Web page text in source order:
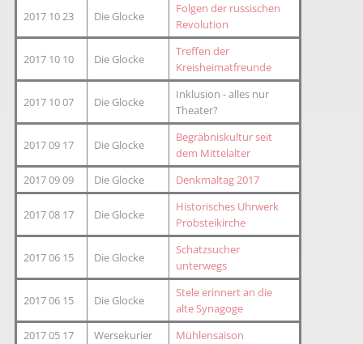
2017 10 23 Die Glocke
Folgen der russischen
Revolution
2017 10 10 Die Glocke
Treffen der
Kreisheimatfreunde
2017 10 07 Die Glocke
Inklusion - alles nur
Theater?
2017 09 17 Die Glocke
Begräbniskultur seit
dem Mittelalter
2017 09 09
Die Glocke Denkmaltag 2017
2017 08 17 Die Glocke
Historisches Uhrwerk
Probsteikirche
2017 06 15 Die Glocke
Schatzsucher
unterwegs
2017 06 15 Die Glocke
Stele erinnert an die
alte Synagoge
2017 05 17
Wersekurier
Mühlensaison